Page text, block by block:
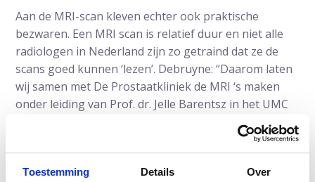
Toestemming Details Over
Aan de MRI-scan kleven echter ook praktische
bezwaren. Een MRI scan is relatief duur en niet alle
radiologen in Nederland zijn zo getraind dat ze de
scans goed kunnen ‘lezen’. Debruyne: “Daarom laten
wij samen met De Prostaatkliniek de MRI ‘s maken
onder leiding van Prof. dr. Jelle Barentsz in het UMC
toonaangevende centra op het gebied van prostaat-
MRI ter wereld.”